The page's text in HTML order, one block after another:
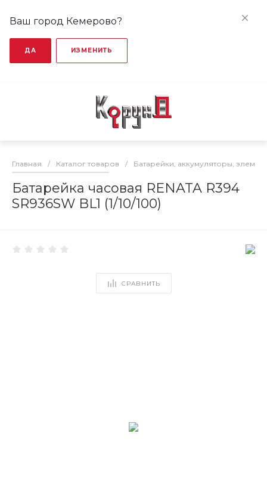
Ваш город Кемерово?
ДА ИЗМЕНИТЬ
Главная / Каталог товаров / Батарейки, аккумуляторы,
Батарейка часовая RENATA R394
SR936SW BL1 (1/10/100)
СРАВНИТЬ